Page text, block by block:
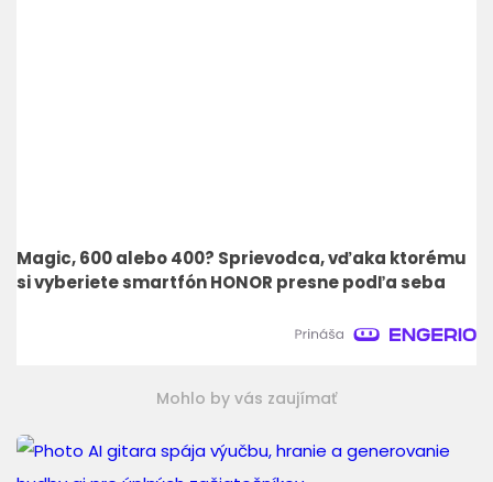
Magic, 600 alebo 400? Sprievodca, vďaka ktorému
si vyberiete smartfón HONOR presne podľa seba
Mohlo by vás zaujímať